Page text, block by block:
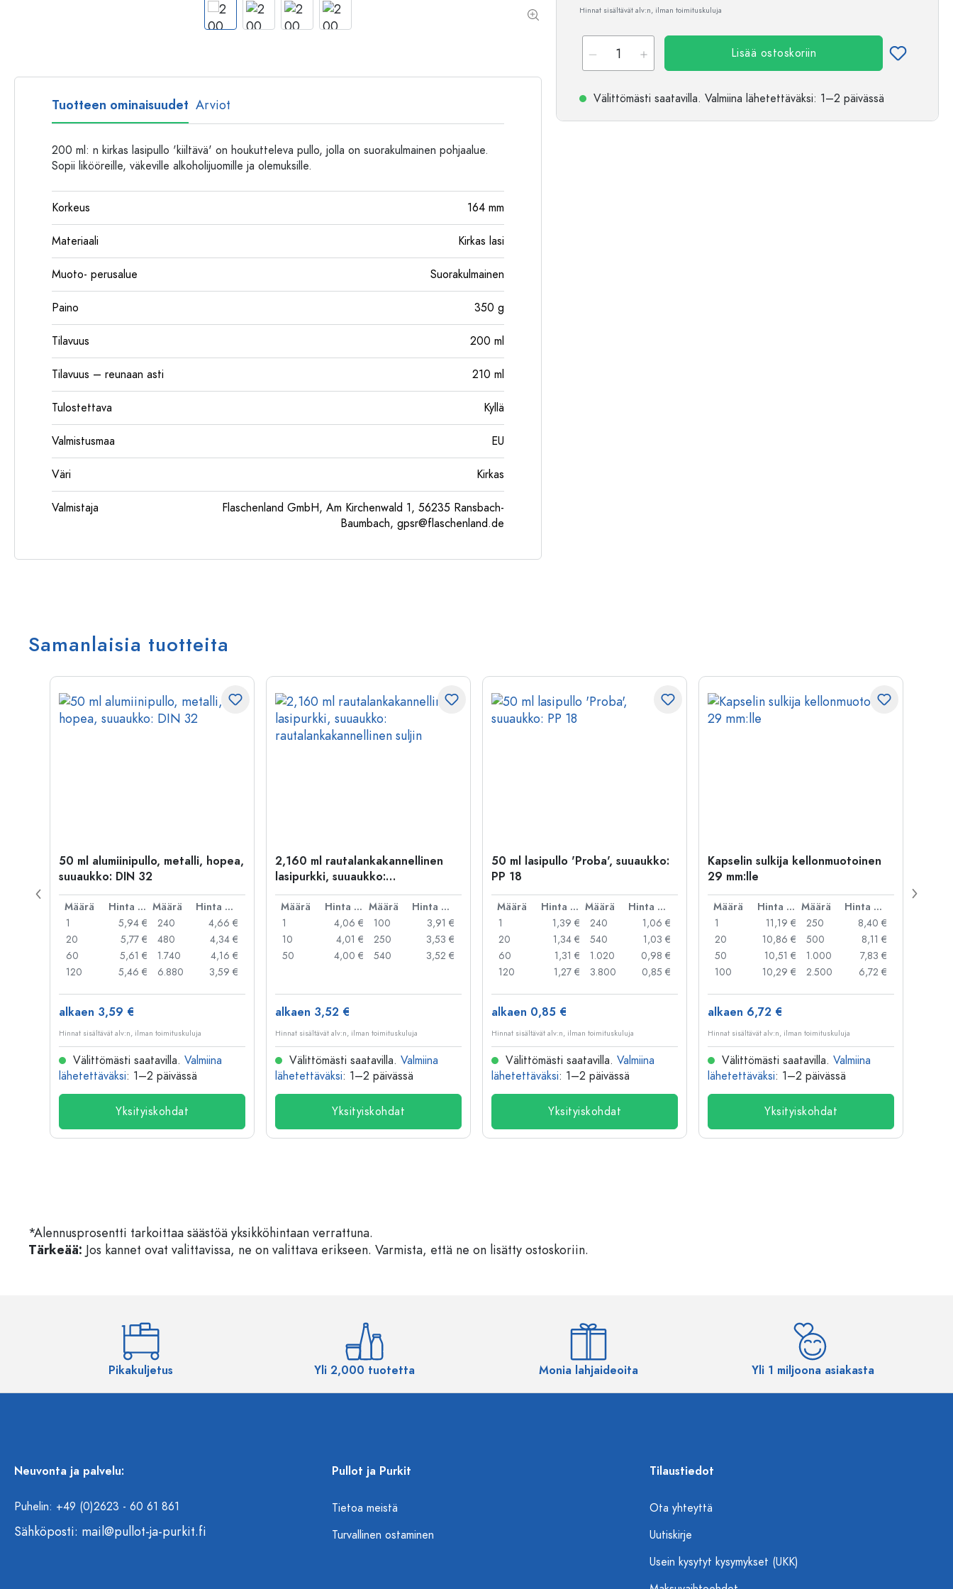
Muovipullot
Hinnat sisältävät alv:n, ilman toimituskuluja
Lisää ostoskoriin
Välittömästi saatavilla. Valmiina lähetettäväksi: 1–2 päivässä
Tuotteen ominaisuudet Arviot
200 ml: n kirkas lasipullo 'kiiltävä' on houkutteleva pullo, jolla on suorakulmainen pohjaalue.
Sopii likööreille, väkeville alkoholijuomille ja olemuksille.
Korkeus 164 mm
Materiaali Kirkas lasi
Muoto- perusalue Suorakulmainen
Paino 350 g
Tilavuus 200 ml
Tilavuus – reunaan asti 210 ml
Tulostettava Kyllä
Valmistusmaa EU
Väri Kirkas
Valmistaja
Flaschenland GmbH, Am Kirchenwald 1, 56235 Ransbach-
Baumbach, gpsr@flaschenland.de
Samanlaisia tuotteita
50 ml alumiinipullo, metalli, hopea,
suuaukko: DIN 32
Määrä Hinta per kpl Määrä
Hinta per kpl
1
5,94 €
20
5,77 €
60
5,61 €
120
5,46 €
240
4,66 €
480
4,34 €
1.740
4,16 €
6.880
3,59 €
alkaen 3,59 €
Hinnat sisältävät alv:n, ilman toimituskuluja
Välittömästi saatavilla. Valmiina
lähetettäväksi: 1–2 päivässä
Yksityiskohdat
2,160 ml rautalankakannellinen
lasipurkki, suuaukko:
rautalankakannellinen suljin
Määrä Hinta per kpl Määrä
Hinta per kpl
1
4,06 €
10
4,01 €
50
4,00 €
100
3,91 €
250
3,53 €
540
3,52 €
alkaen 3,52 €
Hinnat sisältävät alv:n, ilman toimituskuluja
Välittömästi saatavilla. Valmiina
lähetettäväksi: 1–2 päivässä
Yksityiskohdat
50 ml lasipullo 'Proba', suuaukko:
PP 18
Määrä Hinta per kpl Määrä
Hinta per kpl
1
1,39 €
20
1,34 €
60
1,31 €
120
1,27 €
240
1,06 €
540
1,03 €
1.020
0,98 €
3.800
0,85 €
alkaen 0,85 €
Hinnat sisältävät alv:n, ilman toimituskuluja
Välittömästi saatavilla. Valmiina
lähetettäväksi: 1–2 päivässä
Yksityiskohdat
Kapselin sulkija kellonmuotoinen
29 mm:lle
Määrä Hinta per kpl Määrä
Hinta per kpl
1
11,19 €
20
10,86 €
50
10,51 €
100
10,29 €
250
8,40 €
500
8,11 €
1.000
7,83 €
2.500
6,72 €
alkaen 6,72 €
Hinnat sisältävät alv:n, ilman toimituskuluja
Välittömästi saatavilla. Valmiina
lähetettäväksi: 1–2 päivässä
Yksityiskohdat
*Alennusprosentti tarkoittaa säästöä yksikköhintaan verrattuna.
Tärkeää: Jos kannet ovat valittavissa, ne on valittava erikseen. Varmista, että ne on lisätty ostoskoriin.
Pikakuljetus Yli 2,000 tuotetta Monia lahjaideoita Yli 1 miljoona asiakasta
Neuvonta ja palvelu:
Puhelin: +49 (0)2623 - 60 61 861
Sähköposti: mail@pullot-ja-purkit.fi
Pullot ja Purkit
Tietoa meistä
Turvallinen ostaminen
Tilaustiedot
Ota yhteyttä
Uutiskirje
Usein kysytyt kysymykset (UKK)